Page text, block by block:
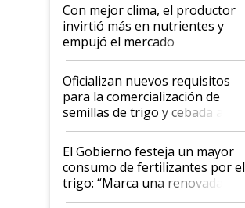
Con mejor clima, el productor
invirtió más en nutrientes y
empujó el mercado
Oficializan nuevos requisitos
para la comercialización de
semillas de trigo y cebada a
granel
El Gobierno festeja un mayor
consumo de fertilizantes por el
trigo: “Marca una renovada
confianza de los productores”